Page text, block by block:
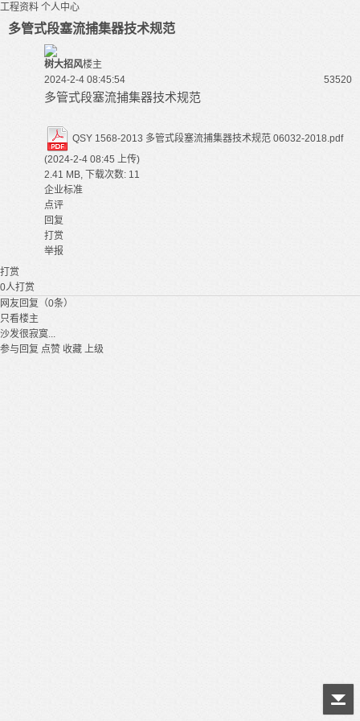
工程资料 个人中心
多管式段塞流捕集器技术规范
树大招风楼主
2024-2-4 08:45:54
53520
多管式段塞流捕集器技术规范
QSY 1568-2013 多管式段塞流捕集器技术规范 06032-2018.pdf
(2024-2-4 08:45 上传)
2.41 MB, 下载次数: 11
企业标准
点评
回复
打赏
举报
打赏
0人打赏
网友回复（0条）
只看楼主
沙发很寂寞...
参与回复 点赞 收藏 上级